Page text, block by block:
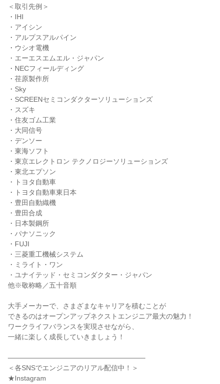
＜取引先例＞
・IHI
・アイシン
・アルプスアルパイン
・ウシオ電機
・エーエスエムエル・ジャパン
・NECフィールディング
・荏原製作所
・Sky
・SCREENセミコンダクターソリューションズ
・スズキ
・住友ゴム工業
・大同信号
・デンソー
・東海ソフト
・東京エレクトロン テクノロジーソリューションズ
・東北エプソン
・トヨタ自動車
・トヨタ自動車東日本
・豊田自動織機
・豊田合成
・日本製鋼所
・パナソニック
・FUJI
・三菱重工機械システム
・ミライト・ワン
・ユナイテッド・セミコンダクター・ジャパン
他※敬称略／五十音順
大手メーカーで、さまざまなキャリアを積むことが
できるのはオープンアップネクストエンジニア最大の魅力！
ワークライフバランスを実現させながら、
一緒に楽しく成長していきましょう！
――――――――――――――――――――
＜各SNSでエンジニアのリアル配信中！＞
★Instagram